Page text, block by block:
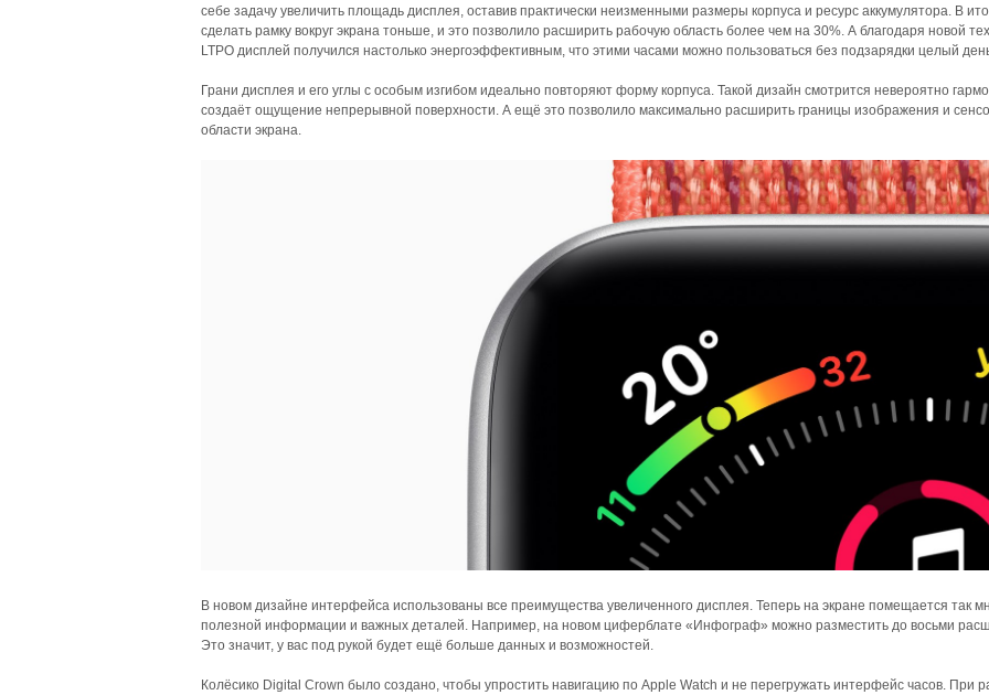
себе задачу увеличить площадь дисплея, оставив практически неизменными размеры корпуса и ресурс аккумулятора. В
сделать рамку вокруг экрана тоньше, и это позволило расширить рабочую область более чем на 30%. А благодаря новой
LTPO дисплей получился настолько энергоэффективным, что этими часами можно пользоваться без подзарядки целый
Грани дисплея и его углы с особым изгибом идеально повторяют форму корпуса. Такой дизайн смотрится невероятно
создаёт ощущение непрерывной поверхности. А ещё это позволило максимально расширить границы изображения и
области экрана.
В новом дизайне интерфейса использованы все преимущества увеличенного дисплея. Теперь на экране помещается так
полезной информации и важных деталей. Например, на новом циферблате «Инфограф» можно разместить до восьми
Это значит, у вас под рукой будет ещё больше данных и возможностей.
Колёсико Digital Crown было создано, чтобы упростить навигацию по Apple Watch и не перегружать интерфейс часов. При